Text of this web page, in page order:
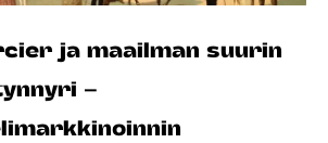
ja maailman suurin
–